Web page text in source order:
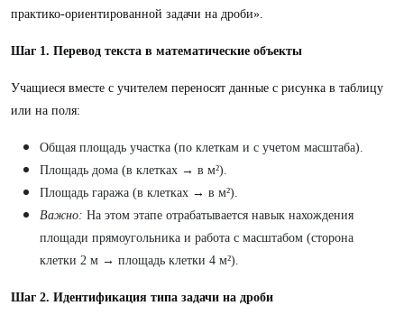
практико-ориентированной задачи на дроби».
Шаг 1. Перевод текста в математические объекты
Учащиеся вместе с учителем переносят данные с рисунка в таблицу
или на поля:
Общая площадь участка (по клеткам и с учетом масштаба).
Площадь дома (в клетках → в м²).
Площадь гаража (в клетках → в м²).
Важно: На этом этапе отрабатывается навык нахождения
площади прямоугольника и работа с масштабом (сторона
клетки 2 м → площадь клетки 4 м²).
Шаг 2. Идентификация типа задачи на дроби